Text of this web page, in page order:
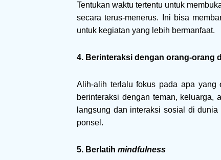
Tentukan waktu tertentu untuk
secara terus-menerus. Ini bisa
untuk kegiatan yang lebih bermanfaat.
4. Berinteraksi dengan orang-orang
Alih-alih terlalu fokus pada apa
berinteraksi dengan teman, keluarga,
langsung dan interaksi sosial di
ponsel.
5. Berlatih mindfulness